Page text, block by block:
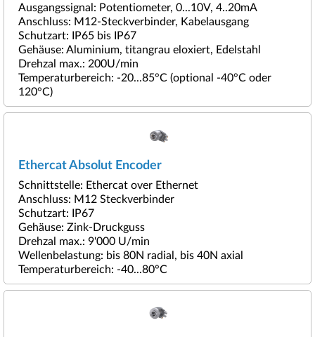
Ausgangssignal: Potentiometer, 0...10V, 4..20mA
Anschluss: M12-Steckverbinder, Kabelausgang
Schutzart: IP65 bis IP67
Gehäuse: Aluminium, titangrau eloxiert, Edelstahl
Drehzal max.: 200U/min
Temperaturbereich: -20...85°C (optional -40°C oder
120°C)
Ethercat Absolut Encoder
Schnittstelle: Ethercat over Ethernet
Anschluss: M12 Steckverbinder
Schutzart: IP67
Gehäuse: Zink-Druckguss
Drehzal max.: 9'000 U/min
Wellenbelastung: bis 80N radial, bis 40N axial
Temperaturbereich: -40...80°C